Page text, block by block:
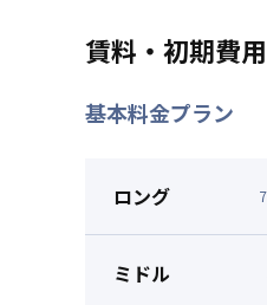
賃料・初期費用
基本料金プラン
ロング 7
ミドル